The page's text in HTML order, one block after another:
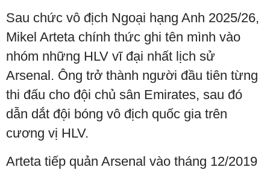
Sau chức vô địch Ngoại hạng Anh 2025/26,
Mikel Arteta chính thức ghi tên mình vào
nhóm những HLV vĩ đại nhất lịch sử
Arsenal. Ông trở thành người đầu tiên từng
thi đấu cho đội chủ sân Emirates, sau đó
dẫn dắt đội bóng vô địch quốc gia trên
cương vị HLV.
Arteta tiếp quản Arsenal vào tháng 12/2019